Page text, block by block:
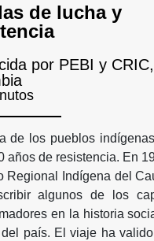
de lucha y
por PEBI y CRIC,
de los pueblos
años de resistencia. En
Regional Indígena del
algunos de los
en la historia
país. El viaje ha